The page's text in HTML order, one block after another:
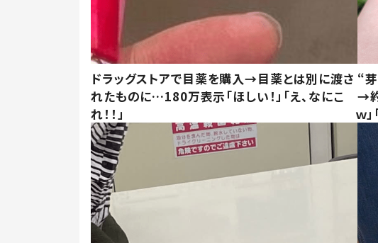
ドラッグストアで目薬を購入→目薬とは別に渡さ
れたものに…180万表示「ほしい！」「え、なにこ
れ！！」
“
→
ｗ